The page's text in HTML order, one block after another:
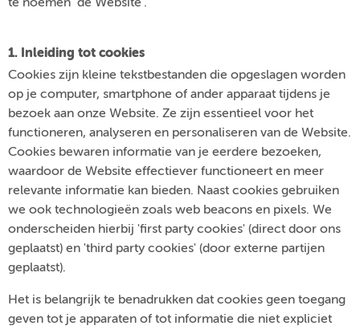
1. Inleiding tot cookies
Cookies zijn kleine tekstbestanden die opgeslagen worden
op je computer, smartphone of ander apparaat tijdens je
bezoek aan onze Website. Ze zijn essentieel voor het
functioneren, analyseren en personaliseren van de Website.
Cookies bewaren informatie van je eerdere bezoeken,
waardoor de Website effectiever functioneert en meer
relevante informatie kan bieden. Naast cookies gebruiken
we ook technologieën zoals web beacons en pixels. We
onderscheiden hierbij 'first party cookies' (direct door ons
geplaatst) en 'third party cookies' (door externe partijen
geplaatst).
Het is belangrijk te benadrukken dat cookies geen toegang
geven tot je apparaten of tot informatie die niet expliciet